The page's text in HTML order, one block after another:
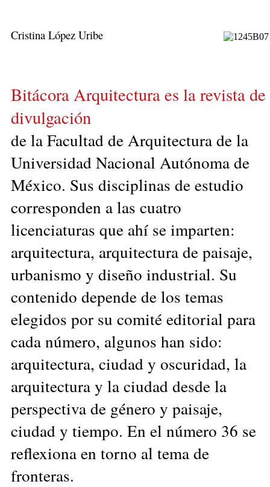
Cristina López Uribe
Bitácora Arquitectura es la revista de
divulgación
de la Facultad de Arquitectura de la
Universidad Nacional Autónoma de
México. Sus disciplinas de estudio
corresponden a las cuatro
licenciaturas que ahí se imparten:
arquitectura, arquitectura de paisaje,
urbanismo y diseño industrial. Su
contenido depende de los temas
elegidos por su comité editorial para
cada número, algunos han sido:
arquitectura, ciudad y oscuridad, la
arquitectura y la ciudad desde la
perspectiva de género y paisaje,
ciudad y tiempo. En el número 36 se
reflexiona en torno al tema de
fronteras.